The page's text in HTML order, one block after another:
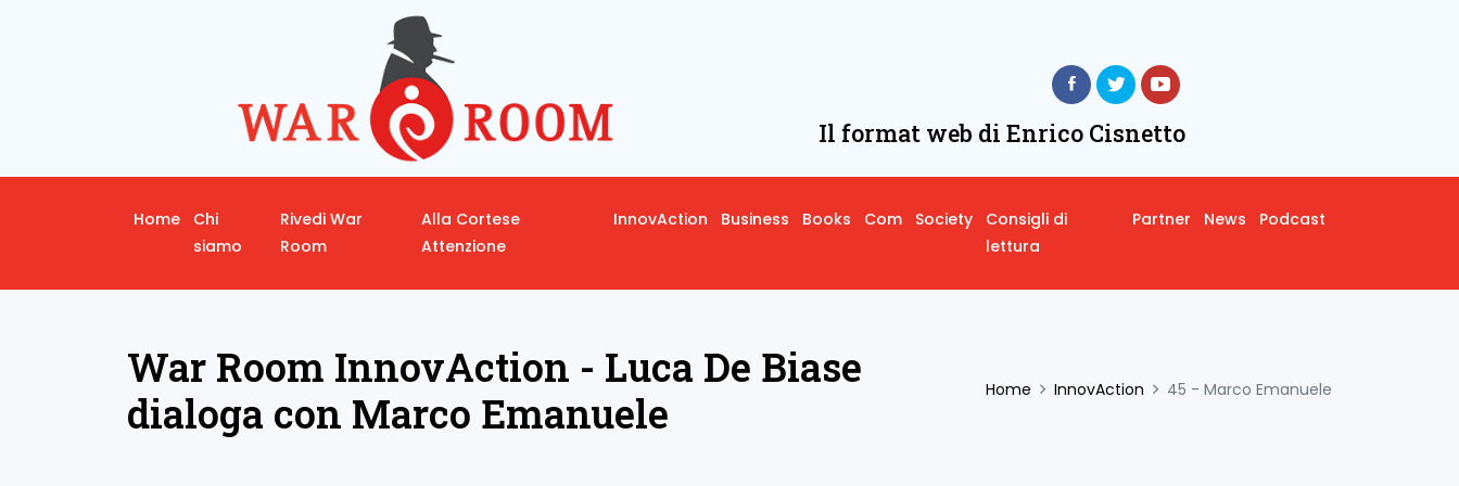
Il format web di Enrico Cisnetto
Home
Chi
siamo
Rivedi War
Room
Alla Cortese
Attenzione
InnovAction Business Books Com Society
Consigli di
lettura
Partner News Podcast
War Room InnovAction - Luca De Biase
dialoga con Marco Emanuele
Home InnovAction 45 - Marco Emanuele